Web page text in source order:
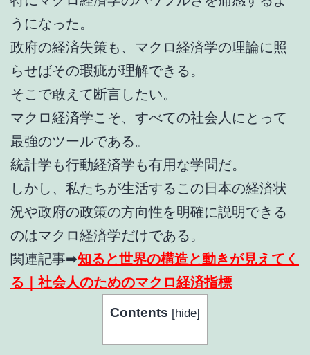
うになった。
政府の経済失策も、マクロ経済学の理論に照
らせばその瑕疵が理解できる。
そこで敢えて断言したい。
マクロ経済学こそ、すべての社会人にとって
最強のツールである。
統計学も行動経済学も有用な学問だ。
しかし、私たちが生活するこの日本の経済状
況や政府の政策の方向性を明確に説明できる
のはマクロ経済学だけである。
関連記事➡知ると世界の構造と動きが見えてく
る｜社会人のためのマクロ経済指標
Contents [hide]